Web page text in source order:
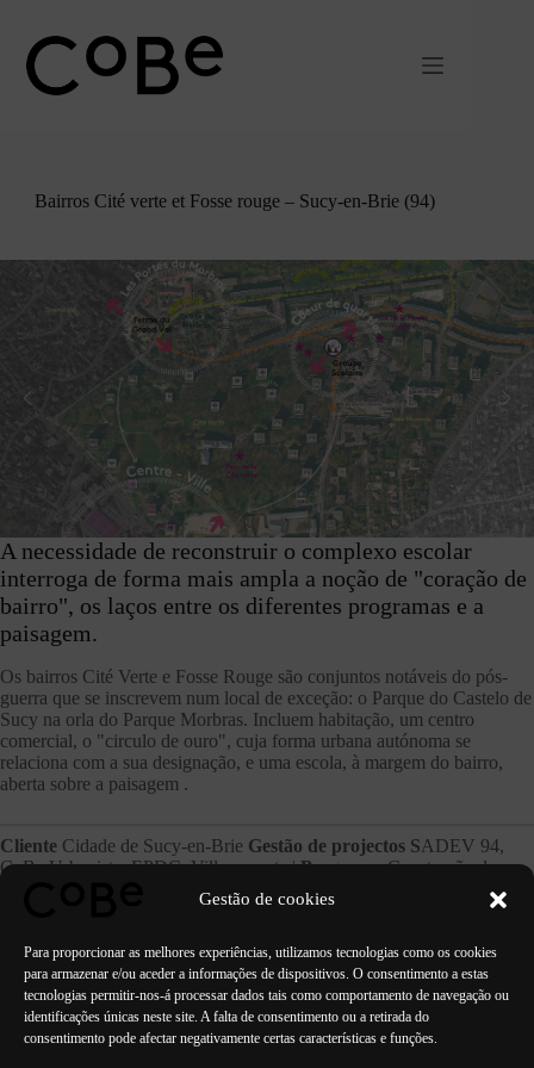
Gestão de cookies
Para proporcionar as melhores experiências, utilizamos tecnologias como os cookies
para armazenar e/ou aceder a informações de dispositivos. O consentimento a estas
tecnologias permitir-nos-á processar dados tais como comportamento de navegação ou
identificações únicas neste site. A falta de consentimento ou a retirada do
consentimento pode afectar negativamente certas características e funções.
conteúdo
Bairros Cité verte et Fosse rouge – Sucy-en-Brie (94)
A necessidade de reconstruir o complexo escolar
interroga de forma mais ampla a noção de "coração de
bairro", os laços entre os diferentes programas e a
paisagem.
Os bairros Cité Verte e Fosse Rouge são conjuntos notáveis do pós-
guerra que se inscrevem num local de exceção: o Parque do Castelo de
Sucy na orla do Parque Morbras. Incluem habitação, um centro
comercial, o "circulo de ouro", cuja forma urbana autónoma se
relaciona com a sua designação, e uma escola, à margem do bairro,
aberta sobre a paisagem .
Cliente Cidade de Sucy-en-Brie Gestão de projectos SADEV 94,
CoBe Urbaniste, EPDC, Ville ouverte |ProgramaConstrução de
novas habitações, Demolição e reconstrução de um complexo escolar
(15 salas de aula), Demolição e reconstrução de uma polaridade
ANTERIOR PRÓXIMO